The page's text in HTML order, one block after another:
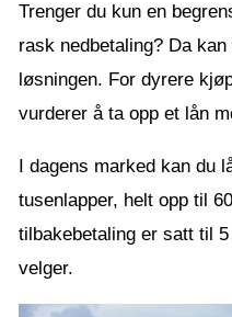
Trenger du kun en
rask nedbetaling? Da
løsningen. For dyrere
vurderer å ta opp et lån
I dagens marked kan du
tusenlapper, helt opp til
tilbakebetaling er satt til
velger.